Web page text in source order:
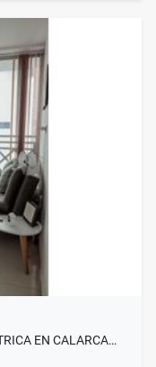
EN CALARCA…